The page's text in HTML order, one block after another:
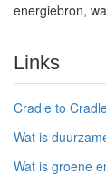
energiebron,
Links
Cradle to
Wat is
Wat is groene